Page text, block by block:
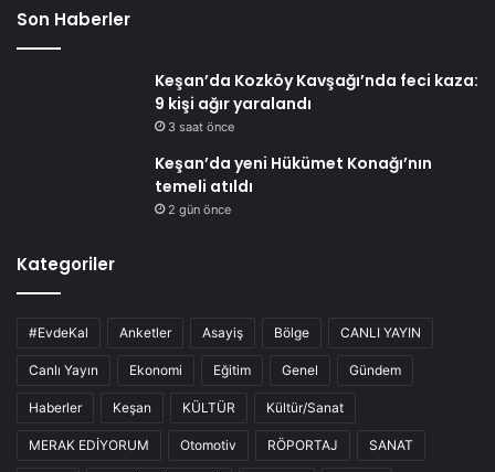
Son Haberler
Keşan’da Kozköy Kavşağı’nda feci kaza:
9 kişi ağır yaralandı
3 saat önce
Keşan’da yeni Hükümet Konağı’nın
temeli atıldı
2 gün önce
Kategoriler
#EvdeKal Anketler Asayiş Bölge CANLI YAYIN
Canlı Yayın Ekonomi Eğitim Genel Gündem
Haberler Keşan KÜLTÜR Kültür/Sanat
MERAK EDİYORUM Otomotiv RÖPORTAJ SANAT